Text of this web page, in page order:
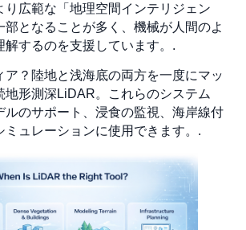
り広範な「地理空間インテリジェン
部となることが多く、機械が人間のよ
解するのを支援しています。.
ア？陸地と浅海底の両方を一度にマッ
地形測深LiDAR。これらのシステム
ルのサポート、浸食の監視、海岸線付
ミュレーションに使用できます。.